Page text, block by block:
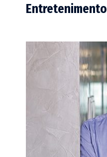
Entretenimento